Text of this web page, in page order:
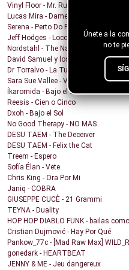
Únete a la
no te
Vinyl Floor - Mr. Rubinstein - Single Edit
Lucas Mira - Dame alguna señal
Serena - Perto Do Fim
Jeff Hodges - Loco Motive (Music
Nordstahl - The Nameless Hour
David Samuel y los problemas de
Dr Torralvo - La Tumba
Sara Sue Vallee - Vagues
Íkaromida - Bajo el sol
Reesis - Cien o Cinco
Dxoh - Bajo el Sol
No Good Therapy - NO MAS
DESU TAEM - The Deceiver
DESU TAEM - Felix the Cat
Treem - Espero
Sofía Élan - Vete
Chris King - Ora Por Mi
Janiq - COBRA
GIUSEPPE CUCÈ - 21 Grammi
TEYNA - Duality
HOP HOP DIABLO FUNK - bailas
Cristian Dujmović - Hay Por Qué
Pankow_77c - [Mad Raw Max]
gonedark - HEARTBEAT
JENNY & ME - Jeu dangereux